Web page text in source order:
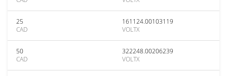
25
CAD
161124.00103119
VOLTX
50
CAD
322248.00206239
VOLTX